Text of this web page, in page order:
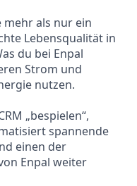
mehr als nur ein
Lebensqualität in
du bei Enpal
Strom und
nutzen.
„bespielen“,
spannende
einen der
Enpal weiter